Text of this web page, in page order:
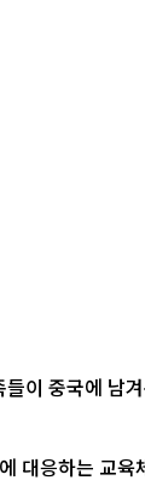
이 중국에 남
대응하는 교